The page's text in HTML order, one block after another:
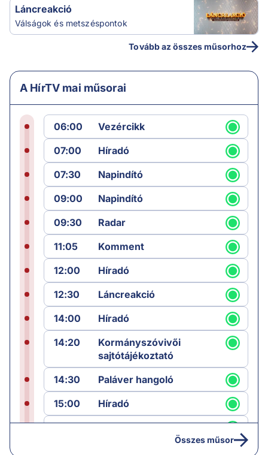
Láncreakció
Válságok és metszéspontok
Tovább az összes műsorhoz
A HírTV mai műsorai
06:00
Vezércikk
07:00
Híradó
07:30
Napindító
09:00
Napindító
09:30
Radar
11:05
Komment
12:00
Híradó
12:30
Láncreakció
14:00
Híradó
14:20
Kormányszóvivői
sajtótájékoztató
14:30
Paláver hangoló
15:00
Híradó
15:30
Paláver
Összes műsor